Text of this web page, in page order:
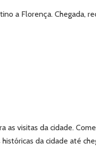
a Florença. Chegada,
as visitas da cidade.
da cidade até